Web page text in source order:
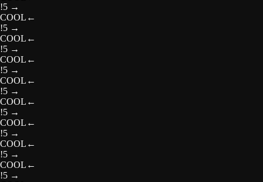
!5 →
COOL ←
!5 →
COOL ←
!5 →
COOL ←
!5 →
COOL ←
!5 →
COOL ←
!5 →
COOL ←
!5 →
COOL ←
!5 →
COOL ←
!5 →